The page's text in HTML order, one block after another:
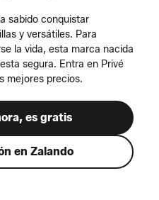
sabido conquistar
y versátiles. Para
la vida, esta marca nacida
segura. Entra en Privé
mejores precios.
es gratis
en Zalando